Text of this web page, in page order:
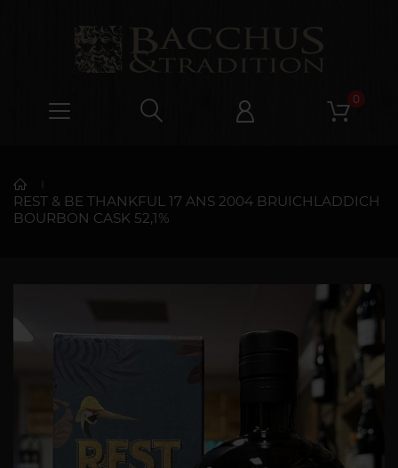
0
REST & BE THANKFUL 17 ANS 2004 BRUICHLADDICH
BOURBON CASK 52,1%